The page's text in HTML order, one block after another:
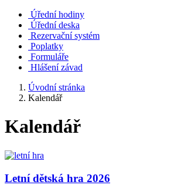
Úřední hodiny
Úřední deska
Rezervační systém
Poplatky
Formuláře
Hlášení závad
Úvodní stránka
Kalendář
Kalendář
Letní dětská hra 2026